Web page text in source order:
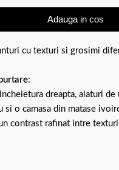
Adauga in cos
cu texturi si grosimi
:
dreapta, alaturi de
si o camasa din matase
contrast rafinat intre